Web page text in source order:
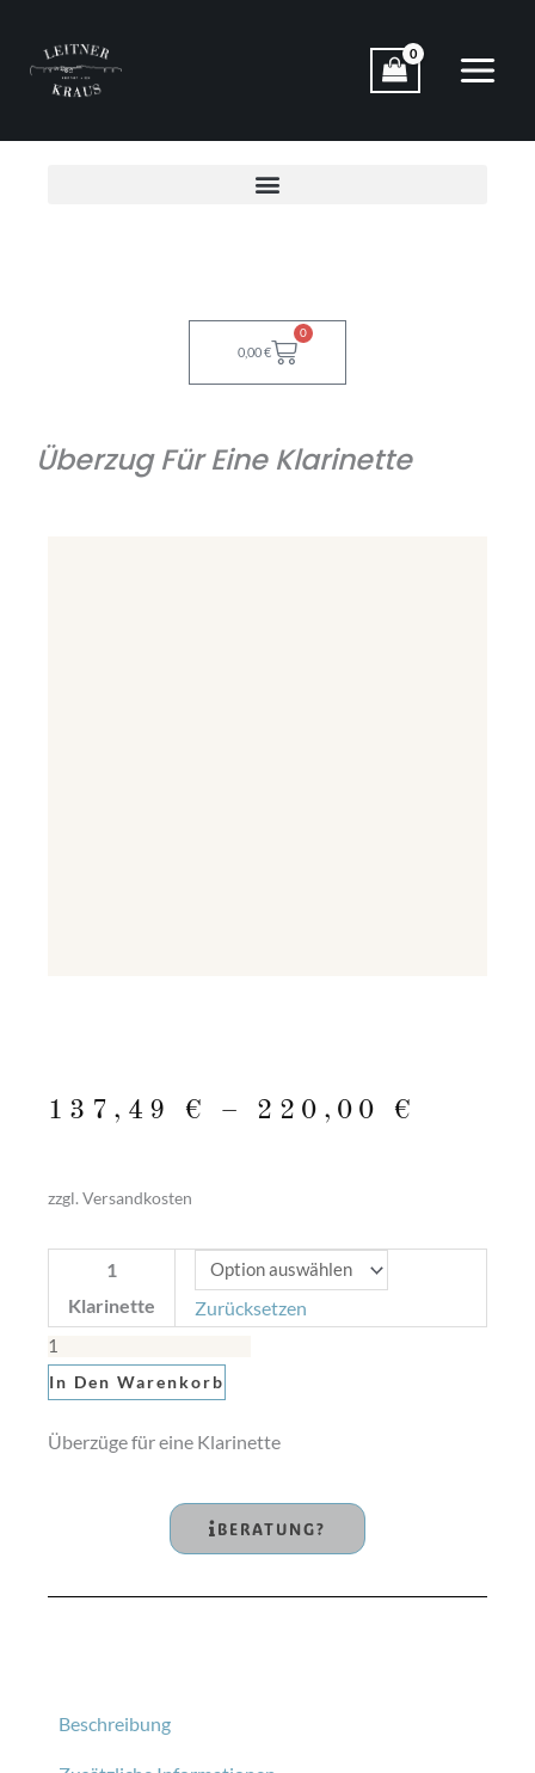
Inhalt
springen
0,00€
0
Warenkorb
Überzug Für Eine Klarinette
137,49 € – 220,00€
zzgl. Versandkosten
1
Klarinette
Zurücksetzen
Überzug
für
eine
Klarinette
In Den Warenkorb
Überzüge für eine Klarinette
BERATUNG?
Beschreibung